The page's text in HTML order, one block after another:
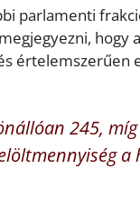
parlamenti
hogy
értelemszerűen
245,